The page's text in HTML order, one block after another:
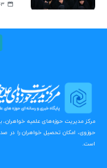
مرکز مدیریت حوزه‌های علمیه
حوزوی، امکان تحصیل خواهران را در
است.